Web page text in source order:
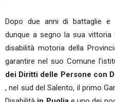
Dopo due anni di battaglie e
dunque a segno la sua vittoria
disabilità motoria della
garantire nel suo Comune
dei Diritti delle Persone con
, nel sud del Salento, il primo